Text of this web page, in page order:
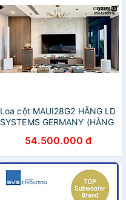
Loa cột MAUI28G2 HÃNG LD
SYSTEMS GERMANY (HÀNG
54.500.000 đ